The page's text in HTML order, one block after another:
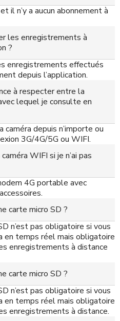
il n’y a aucun abonnement à
les enregistrements à
?
enregistrements effectués
depuis l’application.
à respecter entre la
lequel je consulte en
depuis n’importe ou
3G/4G/5G ou WIFI.
WIFI si je n’ai pas
4G portable avec
carte micro SD ?
n’est pas obligatoire si vous
en temps réel mais obligatoire
enregistrements à distance
carte micro SD ?
n’est pas obligatoire si vous
en temps réel mais obligatoire
enregistrements à distance.